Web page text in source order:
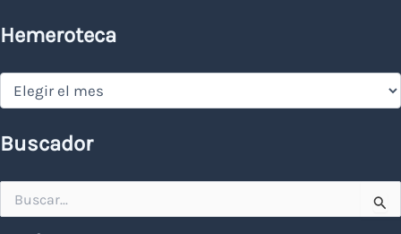
Hemeroteca
Hemeroteca
Buscador
por: